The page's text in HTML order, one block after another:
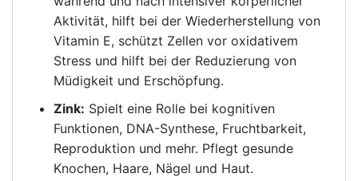
Aktivität, hilft bei der Wiederherstellung von
Vitamin E, schützt Zellen vor oxidativem
Stress und hilft bei der Reduzierung von
Müdigkeit und Erschöpfung.
Zink: Spielt eine Rolle bei kognitiven
Funktionen, DNA-Synthese, Fruchtbarkeit,
Reproduktion und mehr. Pflegt gesunde
Knochen, Haare, Nägel und Haut.